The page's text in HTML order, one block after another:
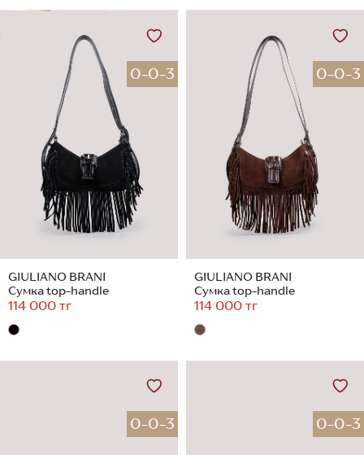
0-0-3
GIULIANO BRANI
Сумка top-handle
114 000 тг
0-0-3
GIULIANO BRANI
Сумка top-handle
114 000 тг
0-0-3 0-0-3